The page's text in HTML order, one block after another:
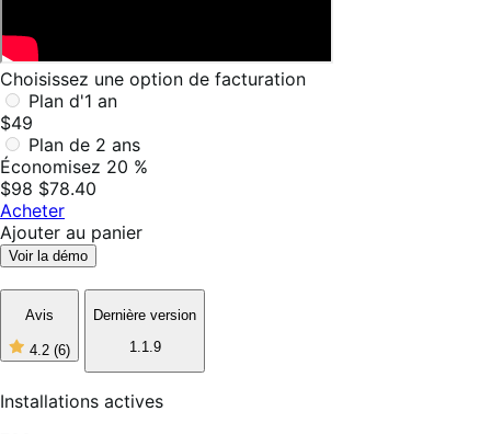
Choisissez une option de facturation
Plan d'1 an
$49
Plan de 2 ans
Économisez 20 %
$98 $78.40
Acheter
Ajouter au panier
Voir la démo
Avis
4.2 (6)
4
sur
Dernière version
1.1.9
Installations actives